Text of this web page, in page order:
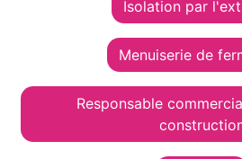
Isolation par
Menuiserie de
Responsable